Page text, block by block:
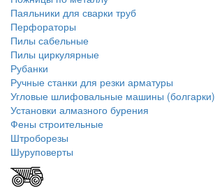
Паяльники для сварки труб
Перфораторы
Пилы сабельные
Пилы циркулярные
Рубанки
Ручные станки для резки арматуры
Угловые шлифовальные машины (болгарки)
Установки алмазного бурения
Фены строительные
Штроборезы
Шуруповерты